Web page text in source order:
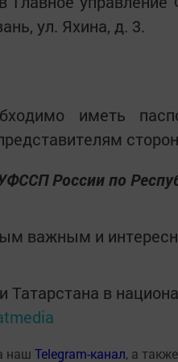
ул. Яхина, д. 3.
иметь
России по
важным и
Татарстана в
наш Telegram-канал, а